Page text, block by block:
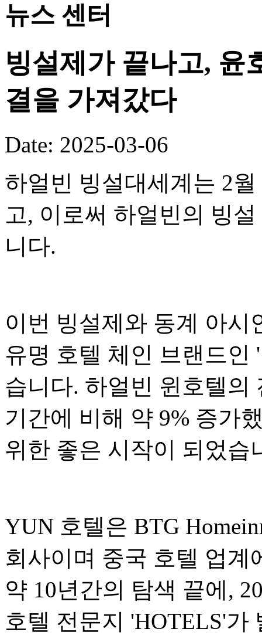
뉴스 센터
빙설제가 끝나고, 윤
결을 가져갔다
Date: 2025-03-06
하얼빈 빙설대세계는 2
고, 이로써 하얼빈의 빙
니다.
이번 빙설제와 동계 아
유명 호텔 체인 브랜드인
습니다. 하얼빈 윈호텔의
기간에 비해 약 9% 증가
위한 좋은 시작이 되었습
YUN 호텔은 BTG
회사이며 중국 호텔 업계
약 10년간의 탐색 끝에,
호텔 전문지 'HOTELS'가